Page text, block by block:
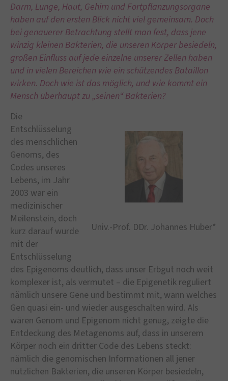
Darm, Lunge, Haut, Gehirn und Fortpflanzungsorgane
haben auf den ersten Blick nicht viel gemeinsam. Doch
bei genauerer Betrachtung stellt man fest, dass jene
winzig kleinen Bakterien, die unseren Körper besiedeln,
großen Einfluss auf jede einzelne unserer Zellen haben
und in vielen Bereichen wie ein schützendes Bataillon
wirken. Doch wie ist das möglich, und wie kommt ein
Mensch überhaupt zu „seinen“ Bakterien?
Univ.-Prof. DDr. Johannes Huber*
Die
Entschlüsselung
des menschlichen
Genoms, des
Codes unseres
Lebens, im Jahr
2003 war ein
medizinischer
Meilenstein, doch
kurz darauf wurde
mit der
Entschlüsselung
des Epigenoms deutlich, dass unser Erbgut noch weit
komplexer ist, als vermutet – die Epigenetik reguliert
nämlich unsere Gene und bestimmt mit, wann welches
Gen quasi ein- und wieder ausgeschalten wird. Als
wären Genom und Epigenom nicht genug, zeigte die
Entdeckung des Metagenoms auf, dass in unserem
Körper noch ein dritter Code des Lebens steckt:
nämlich die genomischen Informationen all jener
nützlichen Bakterien, die unseren Körper besiedeln,